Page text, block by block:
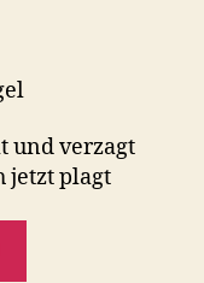
und verzagt
jetzt plagt